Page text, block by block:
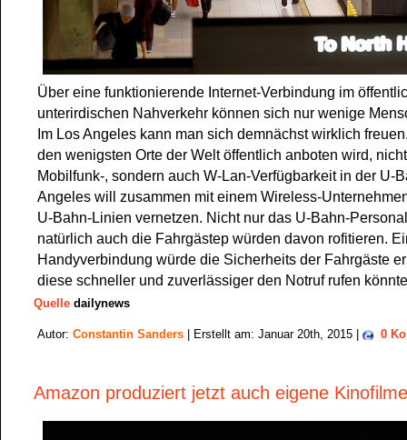
Über eine funktionierende Internet-Verbindung im
unterirdischen Nahverkehr können sich nur wenige
Im Los Angeles kann man sich demnächst wirklich
den wenigsten Orte der Welt öffentlich anboten wird,
Mobilfunk-, sondern auch W-Lan-Verfügbarkeit in der U-
Angeles will zusammen mit einem Wireless-
U-Bahn-Linien vernetzen. Nicht nur das U-Bahn-
natürlich auch die Fahrgästep würden davon rofitieren.
Handyverbindung würde die Sicherheits der Fahrgäste
diese schneller und zuverlässiger den Notruf rufen
Quelle dailynews
Autor: Constantin Sanders | Erstellt am: Januar 20th, 2015 | 0
Amazon produziert jetzt auch eigene Kinofilme